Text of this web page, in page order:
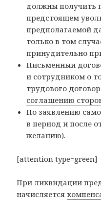
должны получить
предстоящем
предполагаемой
только в том
принудительно
Письменный
и сотрудником о
трудового
соглашению
По заявлению
в период и после
желанию).
[attention type=green]
При ликвидации
начисляется